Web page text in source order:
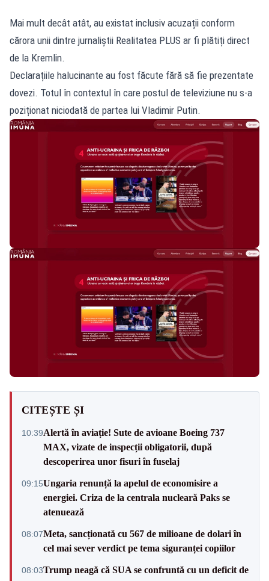
Mai mult decât atât, au existat inclusiv acuzații conform
cărora unii dintre jurnaliștii Realitatea PLUS ar fi plătiți direct
de la Kremlin.
Declarațiile halucinante au fost făcute fără să fie prezentate
dovezi. Totul în contextul în care postul de televiziune nu s-a
poziționat niciodată de partea lui Vladimir Putin.
CITEȘTE ȘI
10:39Alertă în aviație! Sute de avioane Boeing 737
MAX, vizate de inspecții obligatorii, după
descoperirea unor fisuri în fuselaj
09:15Ungaria renunță la apelul de economisire a
energiei. Criza de la centrala nucleară Paks se
atenuează
08:07Meta, sancționată cu 567 de milioane de dolari în
cel mai sever verdict pe tema siguranței copiilor
08:03Trump neagă că SUA se confruntă cu un deficit de